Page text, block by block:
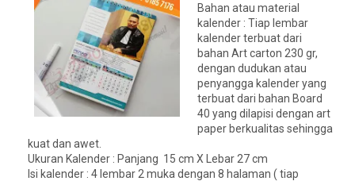
Bahan atau material
kalender : Tiap lembar
kalender terbuat dari
bahan Art carton 230 gr,
dengan dudukan atau
penyangga kalender yang
terbuat dari bahan Board
40 yang dilapisi dengan art
paper berkualitas sehingga
kuat dan awet.
Ukuran Kalender : Panjang 15 cm X Lebar 27 cm
Isi kalender : 4 lembar 2 muka dengan 8 halaman ( tiap